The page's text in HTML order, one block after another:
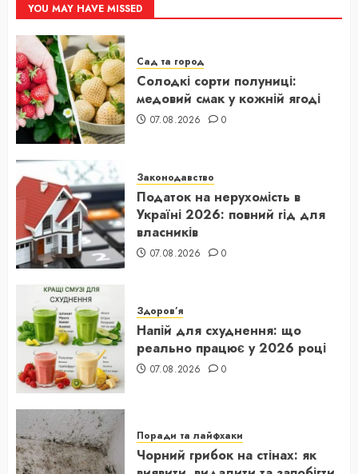
YOU MAY HAVE MISSED
Сад та город
Солодкі сорти полуниці:
медовий смак у кожній ягоді
07.08.2026 0
Законодавство
Податок на нерухомість в
Україні 2026: повний гід для
власників
07.08.2026 0
Здоров’я
Напій для схуднення: що
реально працює у 2026 році
07.08.2026 0
Поради та лайфхаки
Чорний грибок на стінах: як